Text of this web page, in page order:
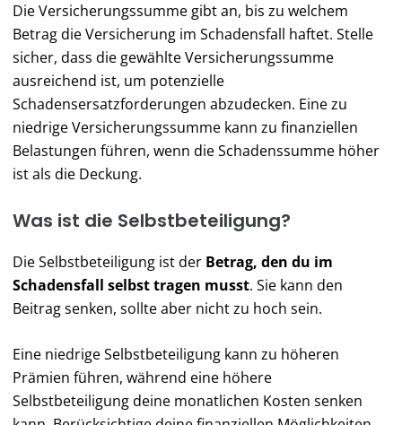
Die Versicherungssumme gibt an, bis zu welchem
Betrag die Versicherung im Schadensfall haftet. Stelle
sicher, dass die gewählte Versicherungssumme
ausreichend ist, um potenzielle
Schadensersatzforderungen abzudecken. Eine zu
niedrige Versicherungssumme kann zu finanziellen
Belastungen führen, wenn die Schadenssumme höher
ist als die Deckung.
Was ist die Selbstbeteiligung?
Die Selbstbeteiligung ist der Betrag, den du im
Schadensfall selbst tragen musst. Sie kann den
Beitrag senken, sollte aber nicht zu hoch sein.
Eine niedrige Selbstbeteiligung kann zu höheren
Prämien führen, während eine höhere
Selbstbeteiligung deine monatlichen Kosten senken